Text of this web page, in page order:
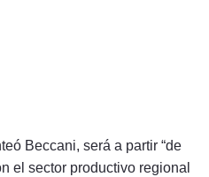
Beccani, será a partir “de
el sector productivo regional